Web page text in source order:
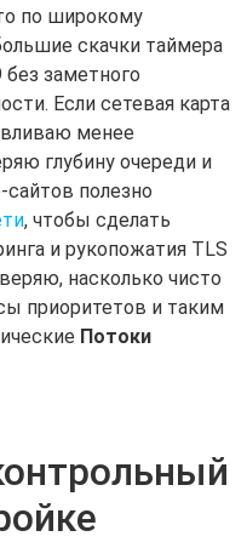
по широкому
скачки таймера
заметного
Если сетевая карта
менее
глубину очереди и
полезно
, чтобы сделать
и рукопожатия TLS
насколько чисто
приоритетов и таким
Потоки